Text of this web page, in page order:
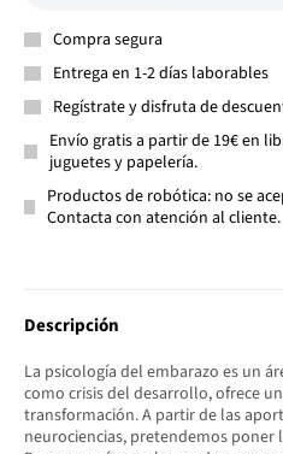
Compra segura
Entrega en 1-2 días laborables
Regístrate y disfruta de
Envío gratis a partir de 19€ en
juguetes y papelería.
Productos de robótica: no se
Contacta con atención al cliente.
Descripción
La psicología del embarazo es un
como crisis del desarrollo, ofrece
transformación. A partir de las
neurociencias, pretendemos